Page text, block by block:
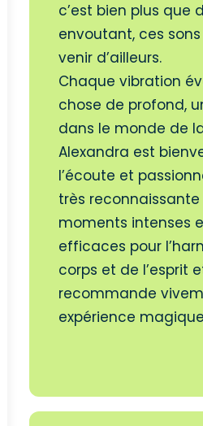
c’est bien plus que
envoutant, ces
venir d’ailleurs.
Chaque vibration
chose de profond,
dans le monde de
Alexandra est
l’écoute et
très
moments intenses
efficaces pour
corps et de l’esprit
recommande
expérience